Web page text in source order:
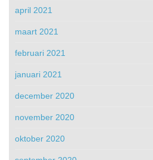
april 2021
maart 2021
februari 2021
januari 2021
december 2020
november 2020
oktober 2020